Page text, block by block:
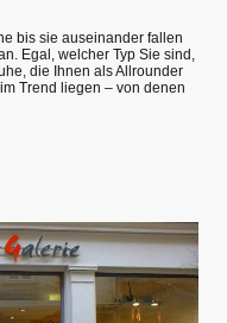
bis sie auseinander fallen
Egal, welcher Typ Sie sind,
die Ihnen als Allrounder
Trend liegen – von denen